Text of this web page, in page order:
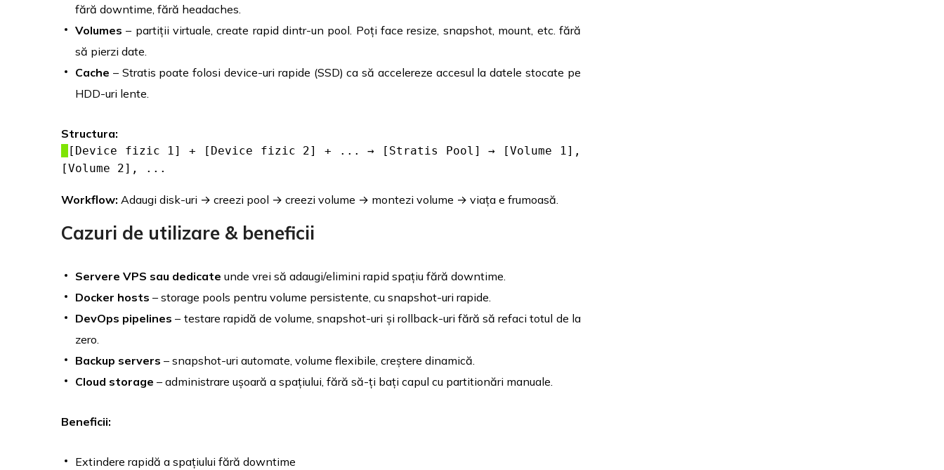
fără downtime, fără headaches.
Volumes – partiții virtuale, create rapid dintr-un pool. Poți face resize, snapshot, mount, etc. fără
să pierzi date.
Cache – Stratis poate folosi device-uri rapide (SSD) ca să accelereze accesul la datele stocate pe
HDD-uri lente.
Structura:
[Device fizic 1] + [Device fizic 2] + ... → [Stratis Pool] → [Volume 1],
[Volume 2], ...
Workflow: Adaugi disk-uri → creezi pool → creezi volume → montezi volume → viața e frumoasă.
Cazuri de utilizare & beneficii
Servere VPS sau dedicate unde vrei să adaugi/elimini rapid spațiu fără downtime.
Docker hosts – storage pools pentru volume persistente, cu snapshot-uri rapide.
DevOps pipelines – testare rapidă de volume, snapshot-uri și rollback-uri fără să refaci totul de la
zero.
Backup servers – snapshot-uri automate, volume flexibile, creștere dinamică.
Cloud storage – administrare ușoară a spațiului, fără să-ți bați capul cu partitionări manuale.
Beneficii:
Extindere rapidă a spațiului fără downtime